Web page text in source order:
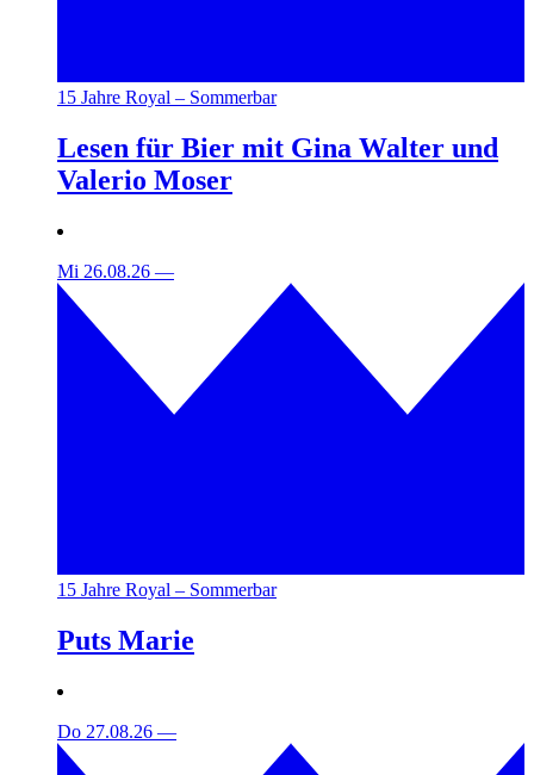
15 Jahre Royal – Sommerbar
Lesen für Bier mit Gina Walter und
Valerio Moser
Mi 26.08.26 —
15 Jahre Royal – Sommerbar
Puts Marie
Do 27.08.26 —